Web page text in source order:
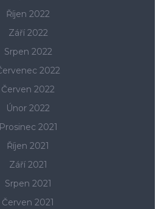
Říjen 2022
Září 2022
Srpen 2022
2022
Červen 2022
Únor 2022
Prosinec 2021
Říjen 2021
Září 2021
Srpen 2021
Červen 2021